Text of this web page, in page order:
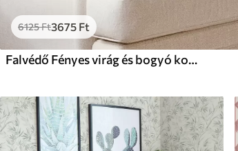
6125Ft3675 Ft
Falvédő Fényes virág és bogyó kompozíció papagájokkal